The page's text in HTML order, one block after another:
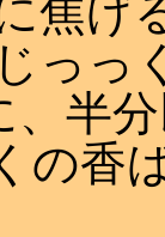
焦げ
っっ
、半
の香